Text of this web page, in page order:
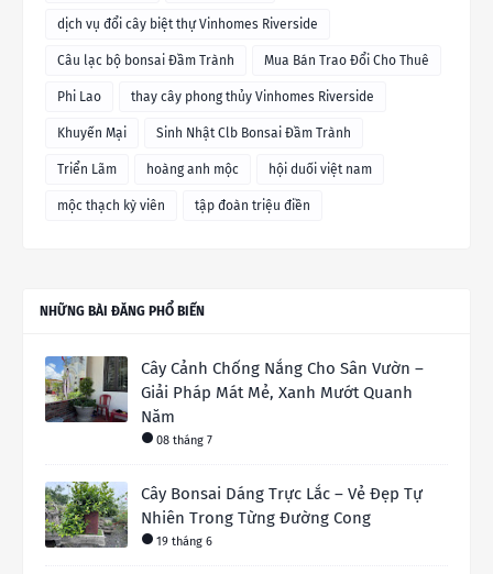
dịch vụ đổi cây biệt thự Vinhomes Riverside
Câu lạc bộ bonsai Đầm Trành Mua Bán Trao Đổi Cho Thuê
Phi Lao thay cây phong thủy Vinhomes Riverside
Khuyến Mại Sinh Nhật Clb Bonsai Đầm Trành
Triển Lãm hoàng anh mộc hội duối việt nam
mộc thạch kỳ viên tập đoàn triệu điền
NHỮNG BÀI ĐĂNG PHỔ BIẾN
Cây Cảnh Chống Nắng Cho Sân Vườn –
Giải Pháp Mát Mẻ, Xanh Mướt Quanh
Năm
08 tháng 7
Cây Bonsai Dáng Trực Lắc – Vẻ Đẹp Tự
Nhiên Trong Từng Đường Cong
19 tháng 6